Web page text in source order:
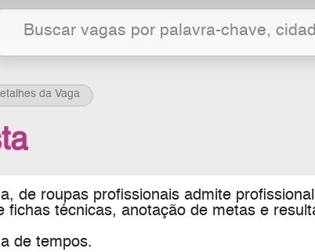
da Vaga
de roupas profissionais admite
fichas técnicas, anotação de metas e
de tempos.